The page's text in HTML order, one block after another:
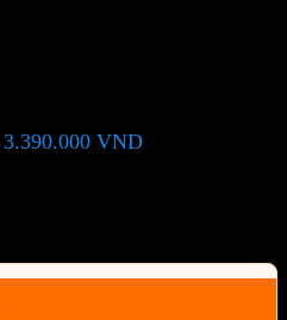
3.390.000 VND